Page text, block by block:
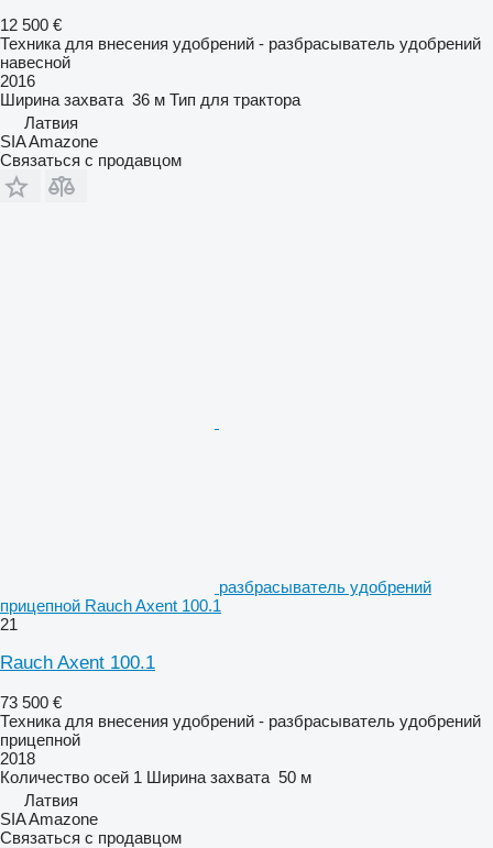
12 500 €
Техника для внесения удобрений - разбрасыватель удобрений
навесной
2016
Ширина захвата 36 м Тип для трактора
Латвия
SIA Amazone
Связаться с продавцом
разбрасыватель удобрений
прицепной Rauch Axent 100.1
21
Rauch Axent 100.1
73 500 €
Техника для внесения удобрений - разбрасыватель удобрений
прицепной
2018
Количество осей 1 Ширина захвата 50 м
Латвия
SIA Amazone
Связаться с продавцом